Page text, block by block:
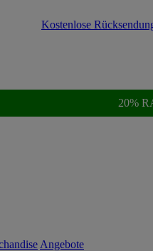
Kostenlose
20%
Angebote